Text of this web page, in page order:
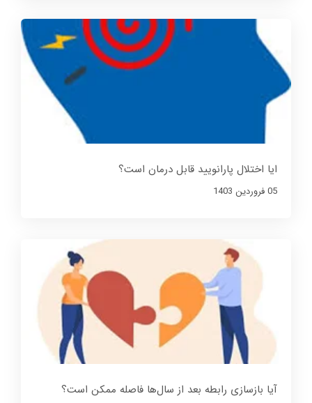
ایا اختلال پارانویید قابل درمان است؟
05 فروردین 1403
آیا بازسازی رابطه بعد از سال‌ها فاصله ممکن است؟